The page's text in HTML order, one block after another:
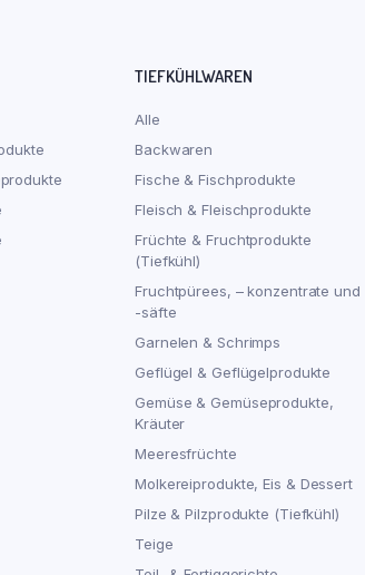
TIEFKÜHLWAREN
Alle
Backwaren
Fische & Fischprodukte
Fleisch & Fleischprodukte
Früchte & Fruchtprodukte
(Tiefkühl)
Fruchtpürees, – konzentrate und
-säfte
Garnelen & Schrimps
Geflügel & Geflügelprodukte
Gemüse & Gemüseprodukte,
Kräuter
Meeresfrüchte
Molkereiprodukte, Eis & Dessert
Pilze & Pilzprodukte (Tiefkühl)
Teige